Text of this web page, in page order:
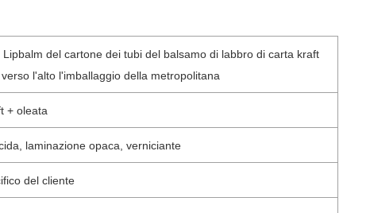
del cartone dei tubi del balsamo di labbro di carta kraft
l'alto l'imballaggio della metropolitana
+ oleata
laminazione opaca, verniciante
del cliente